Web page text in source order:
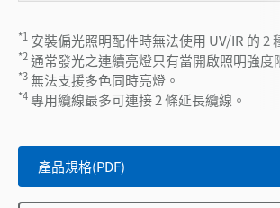
*1 安裝偏光照明配件時無法使用 UV/IR 的 2
*2通常發光之連續亮燈只有當開啟照明強度
*3 無法支援多色同時亮燈。
*4專用纜線最多可連接 2 條延長纜線。
產品規格(PDF)